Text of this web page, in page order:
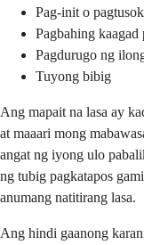
Pag-init o
Pagbahing kaagad
Pagdurugo ng
Tuyong bibig
Ang mapait na lasa ay
at maaari mong
angat ng iyong ulo
ng tubig pagkatapos
anumang natitirang lasa.
Ang hindi gaanong